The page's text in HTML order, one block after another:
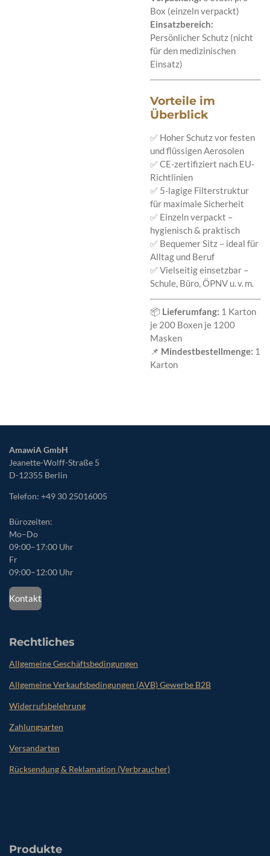
Box (einzeln verpackt)
Einsatzbereich:
Persönlicher Schutz (nicht
für den medizinischen
Einsatz)
Vorteile im
Überblick
✅ Hoher Schutz vor festen
und flüssigen Aerosolen
✅ CE-zertifiziert nach EU-
Richtlinien
✅ 5-lagige Filterstruktur
für maximale Sicherheit
✅ Einzeln verpackt –
hygienisch & praktisch
✅ Bequemer Sitz – ideal für
Alltag und Beruf
✅ Vielseitig einsetzbar –
Schule, Büro, ÖPNV u. v. m.
📦 Lieferumfang: 1 Karton
je 200 Boxen je 1200
Masken
📌 Mindestbestellmenge: 1
Karton
AmawiA GmbH
Jeanette-Wolff-Straße 5
D-12355 Berlin
Telefon: +49 30 25016005
Bürozeiten:
Mo–Do
09:00–17:00 Uhr
Fr
09:00–12:00 Uhr
Kontakt
Rechtliches
Allgemeine Geschäftsbedingungen
Allgemeine Verkaufsbedingungen (AVB) Gewerbe B2B
Widerrufsbelehrung
Zahlungsarten
Versandarten
Rücksendung & Reklamation (Verbraucher)
Produkte